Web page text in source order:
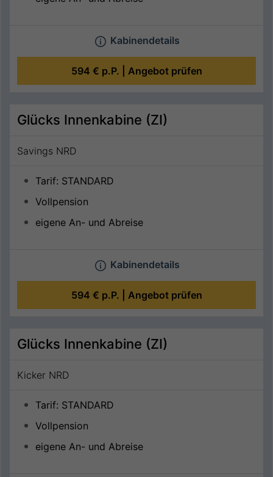
Kabinendetails
594 € p.P. | Angebot prüfen
Glücks Innenkabine (ZI)
Savings NRD
Tarif: STANDARD
Vollpension
eigene An- und Abreise
Kabinendetails
594 € p.P. | Angebot prüfen
Glücks Innenkabine (ZI)
Kicker NRD
Tarif: STANDARD
Vollpension
eigene An- und Abreise